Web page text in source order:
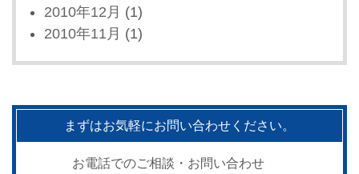
2010年12月 (1)
2010年11月 (1)
まずはお気軽にお問い合わせください。
お電話でのご相談・お問い合わせ